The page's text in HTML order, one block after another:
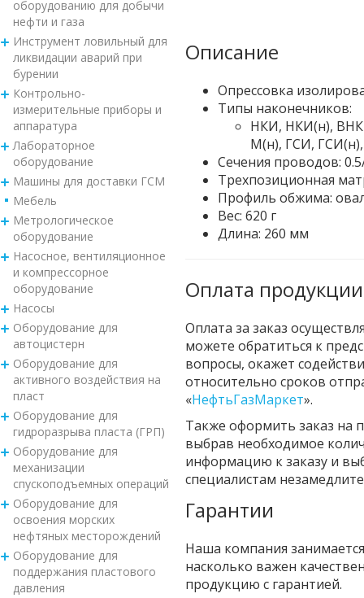
оборудованию для добычи
нефти и газа
Инструмент ловильный для
ликвидации аварий при
бурении
Контрольно-
измерительные приборы и
аппаратура
Лабораторное
оборудование
Машины для доставки ГСМ
Мебель
Метрологическое
оборудование
Насосное, вентиляционное
и компрессорное
оборудование
Насосы
Оборудование для
автоцистерн
Оборудование для
активного воздействия на
пласт
Оборудование для
гидроразрыва пласта (ГРП)
Оборудование для
механизации
спускоподъемных операций
Оборудование для
освоения морских
нефтяных месторождений
Оборудование для
поддержания пластового
давления
Описание
Опрессовка
Типы наконечников:
НКИ, НКИ(н),
М(н), ГСИ,
Сечения проводов:
Трехпозиционная
Профиль обжима:
Вес: 620 г
Длина: 260 мм
Оплата продукции
Оплата за заказ
можете обратиться к
вопросы, окажет
относительно сроков
«НефтьГазМаркет».
Также оформить заказ на
выбрав необходимое
информацию к заказу и
специалистам
Гарантии
Наша компания
насколько важен
продукцию с гарантией.